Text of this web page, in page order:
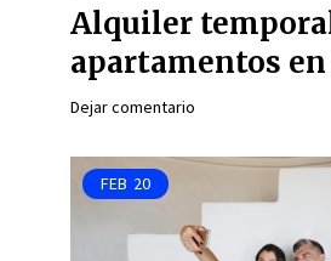
Alquiler
apartamentos en
Dejar comentario
FEB 20